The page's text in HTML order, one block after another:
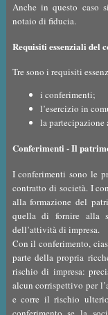
Anche in questo caso
notaio di fiducia.
Requisiti essenziali del
Tre sono i requisiti
i conferimenti;
l’esercizio in
la
Conferimenti - Il
I conferimenti sono le
contratto di società. I
alla formazione del
quella di fornire alla
dell’attività di impresa.
Con il conferimento,
parte della propria
rischio di impresa:
alcun corrispettivo per
e corre il rischio